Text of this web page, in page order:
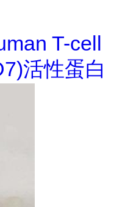
T-cell
活性蛋白